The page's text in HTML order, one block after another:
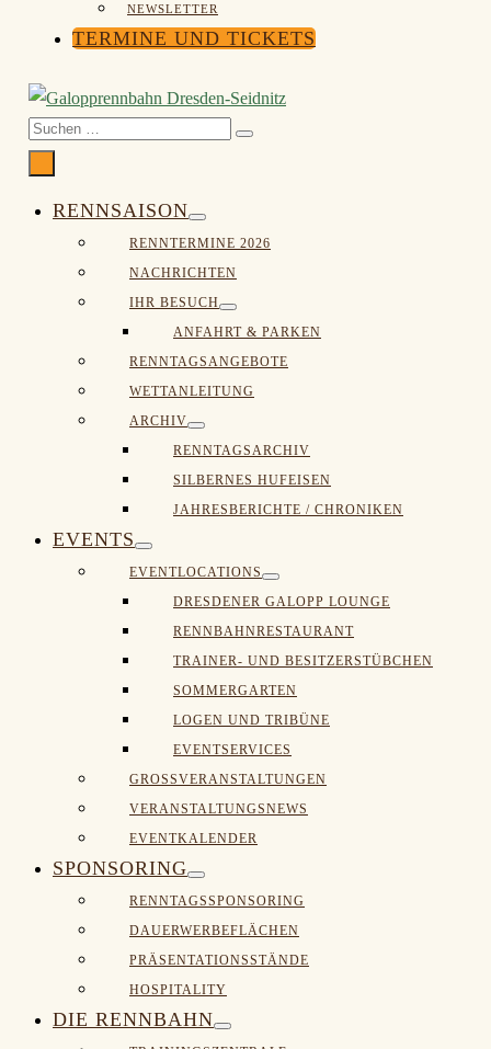
NEWSLETTER
TERMINE UND TICKETS
Suche-
Schalter
Suchen
nach:
RENNSAISON
Menü-
Schalter
RENNTERMINE 2026
NACHRICHTEN
IHR BESUCH
Schalter
ANFAHRT & PARKEN
RENNTAGSANGEBOTE
WETTANLEITUNG
ARCHIV
Schalter
RENNTAGSARCHIV
SILBERNES HUFEISEN
JAHRESBERICHTE / CHRONIKEN
EVENTS
Menü-
Schalter
EVENTLOCATIONS
Schalter
DRESDENER GALOPP LOUNGE
RENNBAHNRESTAURANT
TRAINER- UND BESITZERSTÜBCHEN
SOMMERGARTEN
LOGEN UND TRIBÜNE
EVENTSERVICES
GROSSVERANSTALTUNGEN
VERANSTALTUNGSNEWS
EVENTKALENDER
SPONSORING
Menü-
Schalter
RENNTAGSSPONSORING
DAUERWERBEFLÄCHEN
PRÄSENTATIONSSTÄNDE
HOSPITALITY
DIE RENNBAHN
Menü-